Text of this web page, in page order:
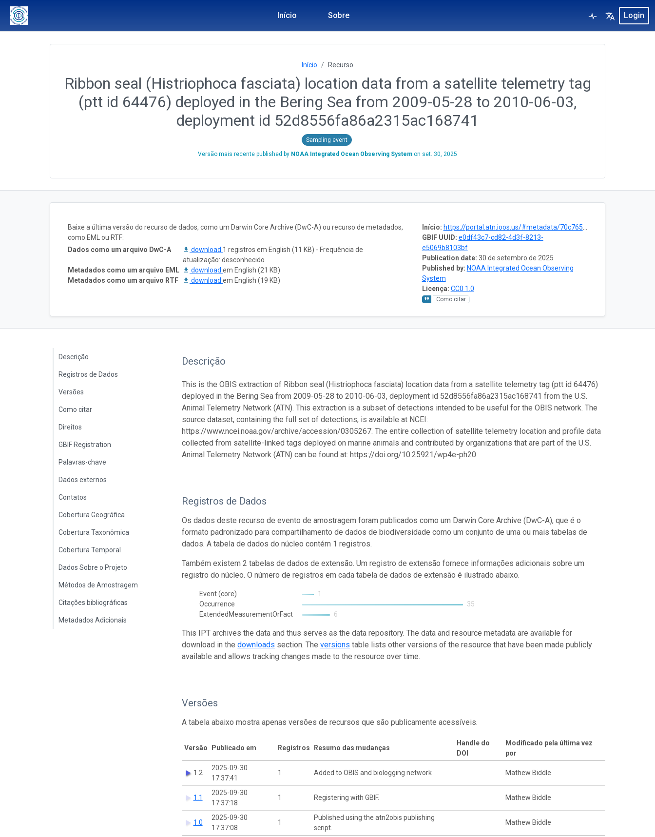
Início Sobre Login
Início Recurso
Ribbon seal (Histriophoca fasciata) location data from a satellite telemetry tag
(ptt id 64476) deployed in the Bering Sea from 2009-05-28 to 2010-06-03,
deployment id 52d8556fa86a2315ac168741
Sampling event
Versão mais recente published by NOAA Integrated Ocean Observing System on set. 30, 2025
Início: https://portal.atn.ioos.us/#metadata/70c76508-b252-4c3d-9f27-e4cba9300537/project
GBIF UUID: e0df43c7-cd82-4d3f-8213-
e5069b8103bf
Publication date: 30 de setembro de 2025
Published by: NOAA Integrated Ocean Observing
System
Licença: CC0 1.0
Como citar
Baixe a última versão do recurso de dados, como um Darwin Core Archive (DwC-A) ou recurso de metadados,
como EML ou RTF:
Dados como um arquivo DwC-A
download 1 registros em English (11 KB) - Frequência de
atualização: desconhecido
Metadados como um arquivo EML
download em English (21 KB)
Metadados como um arquivo RTF
download em English (19 KB)
Descrição
Registros de Dados
Versões
Como citar
Direitos
GBIF Registration
Palavras-chave
Dados externos
Contatos
Cobertura Geográfica
Cobertura Taxonômica
Cobertura Temporal
Dados Sobre o Projeto
Métodos de Amostragem
Citações bibliográficas
Metadados Adicionais
Descrição
This is the OBIS extraction of Ribbon seal (Histriophoca fasciata) location data from a satellite telemetry tag (ptt id 64476)
deployed in the Bering Sea from 2009-05-28 to 2010-06-03, deployment id 52d8556fa86a2315ac168741 from the U.S.
Animal Telemetry Network (ATN). This extraction is a subset of detections intended to be useful for the OBIS network. The
source dataset, containing the full set of detections, is available at NCEI:
https://www.ncei.noaa.gov/archive/accession/0305267. The entire collection of satellite telemetry location and profile data
collected from satellite-linked tags deployed on marine animals and contributed by organizations that are part of the U.S.
Animal Telemetry Network (ATN) can be found at: https://doi.org/10.25921/wp4e-ph20
Registros de Dados
Os dados deste recurso de evento de amostragem foram publicados como um Darwin Core Archive (DwC-A), que é o
formato padronizado para compartilhamento de dados de biodiversidade como um conjunto de uma ou mais tabelas de
dados. A tabela de dados do núcleo contém 1 registros.
Também existem 2 tabelas de dados de extensão. Um registro de extensão fornece informações adicionais sobre um
registro do núcleo. O número de registros em cada tabela de dados de extensão é ilustrado abaixo.
Event (core)
1
Occurrence
35
ExtendedMeasurementOrFact
6
This IPT archives the data and thus serves as the data repository. The data and resource metadata are available for
download in thedownloads section. Theversions table lists other versions of the resource that have been made publicly
available and allows tracking changes made to the resource over time.
Versões
A tabela abaixo mostra apenas versões de recursos que são publicamente acessíveis.
Versão Publicado em Registros Resumo das mudanças
Handle do
DOI
Modificado pela última vez
por
1.2
2025-09-30
17:37:41
1 Added to OBIS and biologging network Mathew Biddle
1.1
2025-09-30
17:37:18
1 Registering with GBIF. Mathew Biddle
1.0
2025-09-30
17:37:08
1
Published using the atn2obis publishing
script.
Mathew Biddle